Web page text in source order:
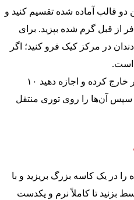
قالب آماده شده تقسیم کنید و
دقیقه در فر از قبل گرم شده بپزید. برای
در مرکز کیک فرو کنید؛ اگر
است.
پس از پخت، کیک‌ها را از فر خارج کرده و اجازه دهید ۱۰
سپس آن‌ها را روی توری منتقل
در یک کاسه بزرگ بریزید و با
تا کاملاً نرم و یکدست